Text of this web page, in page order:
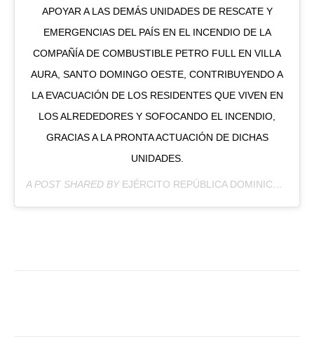
APOYAR A LAS DEMÁS UNIDADES DE RESCATE Y
EMERGENCIAS DEL PAÍS EN EL INCENDIO DE LA
COMPAÑÍA DE COMBUSTIBLE PETRO FULL EN VILLA
AURA, SANTO DOMINGO OESTE, CONTRIBUYENDO A
LA EVACUACIÓN DE LOS RESIDENTES QUE VIVEN EN
LOS ALREDEDORES Y SOFOCANDO EL INCENDIO,
GRACIAS A LA PRONTA ACTUACIÓN DE DICHAS
UNIDADES.
A POST SHARED BY EJÉRCITO REPÚBLICA DOMINICANA